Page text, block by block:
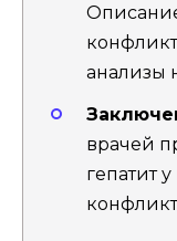
анализы
врачей
гепатит